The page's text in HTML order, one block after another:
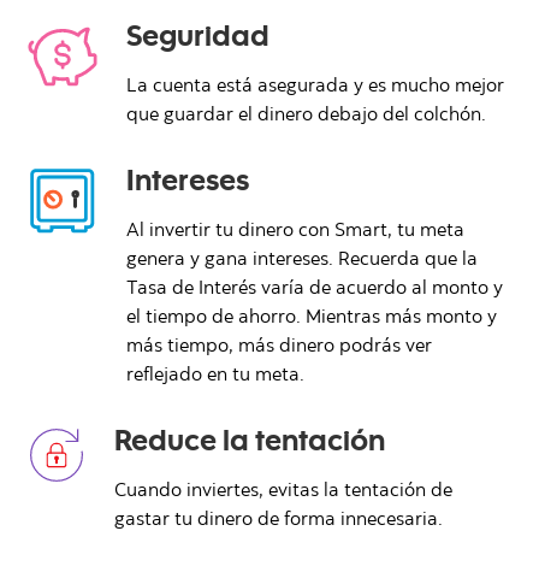
Seguridad
La cuenta está asegurada y es mucho mejor
que guardar el dinero debajo del colchón.
Intereses
Al invertir tu dinero con Smart, tu meta
genera y gana intereses. Recuerda que la
Tasa de Interés varía de acuerdo al monto y
el tiempo de ahorro. Mientras más monto y
más tiempo, más dinero podrás ver
reflejado en tu meta.
Reduce la tentación
Cuando inviertes, evitas la tentación de
gastar tu dinero de forma innecesaria.